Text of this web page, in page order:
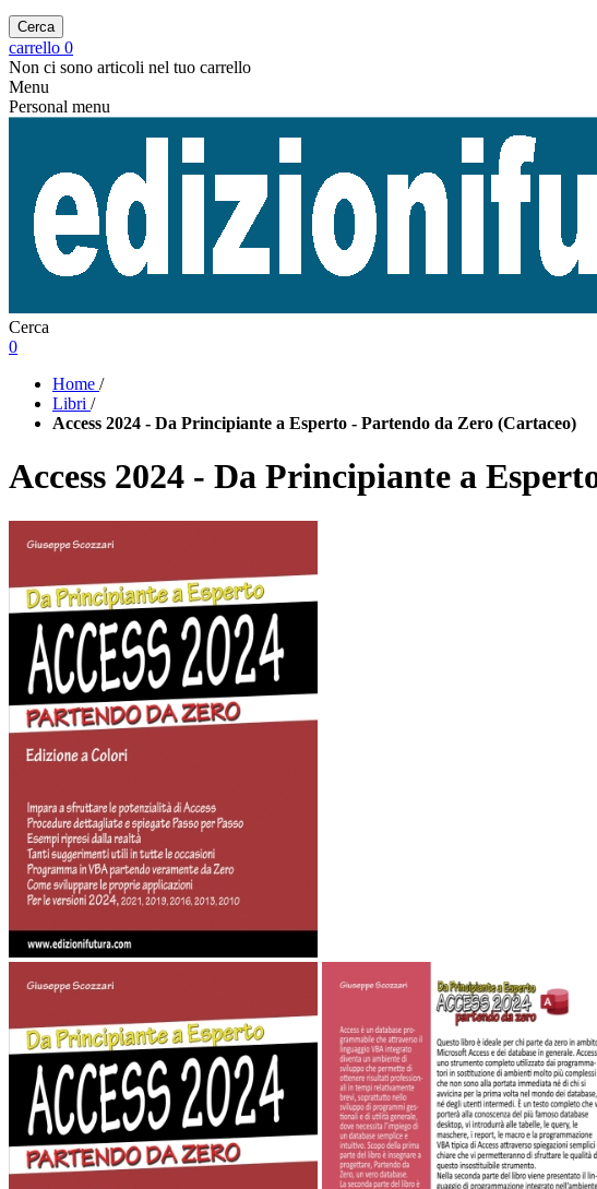
Cerca
carrello 0
Non ci sono articoli nel tuo carrello
Menu
Personal menu
Cerca
0
Home /
Libri /
Access 2024 - Da Principiante a Esperto - Partendo da Zero (Cartaceo)
Access 2024 - Da Principiante a